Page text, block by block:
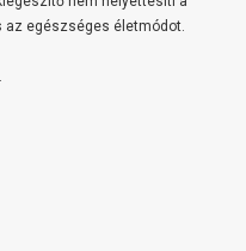
az egészséges életmódot.